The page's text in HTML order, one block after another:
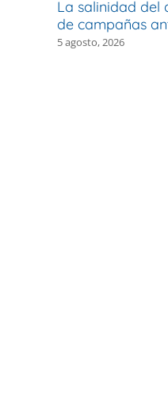
La salinidad del
de campañas
5 agosto, 2026